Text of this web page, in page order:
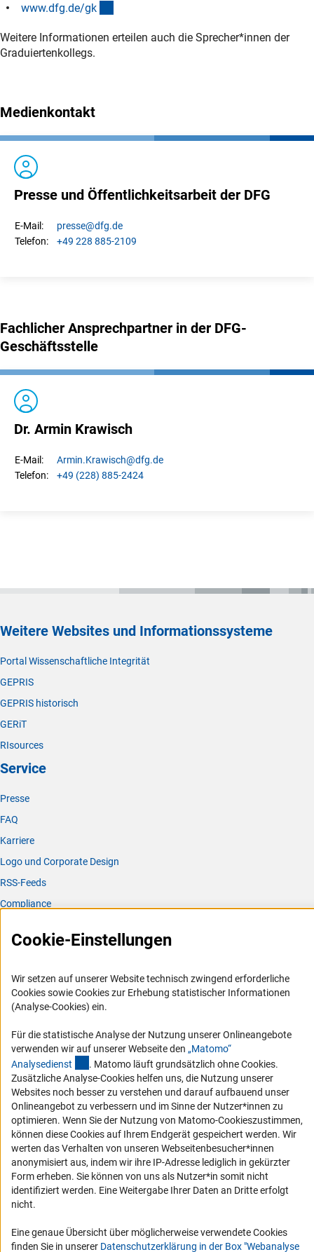
www.dfg.de/gk
Weitere Informationen erteilen auch die Sprecher*innen der
Graduiertenkollegs.
Medienkontakt
Presse und Öffentlichkeitsarbeit der DFG
E-Mail: presse@dfg.de
Telefon:
+49 228 885-2109
Fachlicher Ansprechpartner in der DFG-
Geschäftsstelle
Dr. Armin Krawisch
E-Mail: Armin.Krawisch@dfg.de
Telefon:
+49 (228) 885-2424
Weitere Websites und Informationssysteme
Portal Wissenschaftliche Integrität
GEPRIS
GEPRIS historisch
GERiT
RIsources
Service
Presse
FAQ
Karriere
Logo und Corporate Design
RSS-Feeds
Compliance
Barrierefreiheit
Service und Informationen für Menschen mit Behinderungen
Erklärung zur Barrierefreiheit
DFG-aktuell
Erhalten Sie Neuigkeiten aus der DFG direkt in Ihr Mailpostfach oder
schauen Sie sich die Ausgaben online an.
Zum Newsletter
© 2026 DFG
Impressum
Cookie-Einstellungen
Wir setzen auf unserer Website technisch zwingend erforderliche
Cookies sowie Cookies zur Erhebung statistischer Informationen
(Analyse-Cookies) ein.
Für die statistische Analyse der Nutzung unserer Onlineangebote
verwenden wir auf unserer Webseite den „Matomo“
Analysedienst (externer Link)
. Matomo läuft grundsätzlich ohne Cookies.
Zusätzliche Analyse-Cookies helfen uns, die Nutzung unserer
Websites noch besser zu verstehen und darauf aufbauend unser
Onlineangebot zu verbessern und im Sinne der Nutzer*innen zu
optimieren. Wenn Sie der Nutzung von Matomo-Cookieszustimmen,
können diese Cookies auf Ihrem Endgerät gespeichert werden. Wir
werten das Verhalten von unseren Webseitenbesucher*innen
anonymisiert aus, indem wir ihre IP-Adresse lediglich in gekürzter
Form erheben. Sie können von uns als Nutzer*in somit nicht
identifiziert werden. Eine Weitergabe Ihrer Daten an Dritte erfolgt
nicht.
Eine genaue Übersicht über möglicherweise verwendete Cookies
finden Sie in unserer Datenschutzerklärung in der Box "Webanalyse